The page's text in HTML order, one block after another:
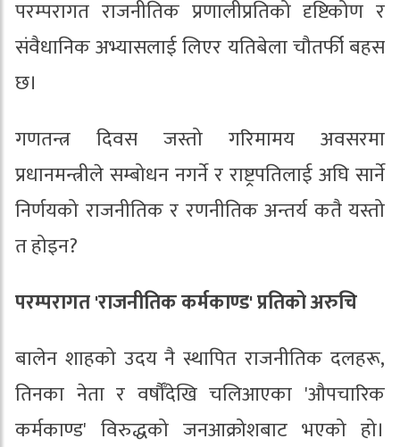
परम्परागत राजनीतिक प्रणालीप्रतिको दृष्टिकोण र
संवैधानिक अभ्यासलाई लिएर यतिबेला चौतर्फी बहस
छ।
गणतन्त्र दिवस जस्तो गरिमामय अवसरमा
प्रधानमन्त्रीले सम्बोधन नगर्ने र राष्ट्रपतिलाई अघि सार्ने
निर्णयको राजनीतिक र रणनीतिक अन्तर्य कतै यस्तो
त होइन?
परम्परागत 'राजनीतिक कर्मकाण्ड' प्रतिको अरुचि
बालेन शाहको उदय नै स्थापित राजनीतिक दलहरू,
तिनका नेता र वर्षौँदेखि चलिआएका 'औपचारिक
कर्मकाण्ड' विरुद्धको जनआक्रोशबाट भएको हो।